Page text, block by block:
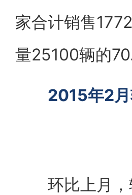
家合计销售
量25100辆的
2015年2
环比上月，